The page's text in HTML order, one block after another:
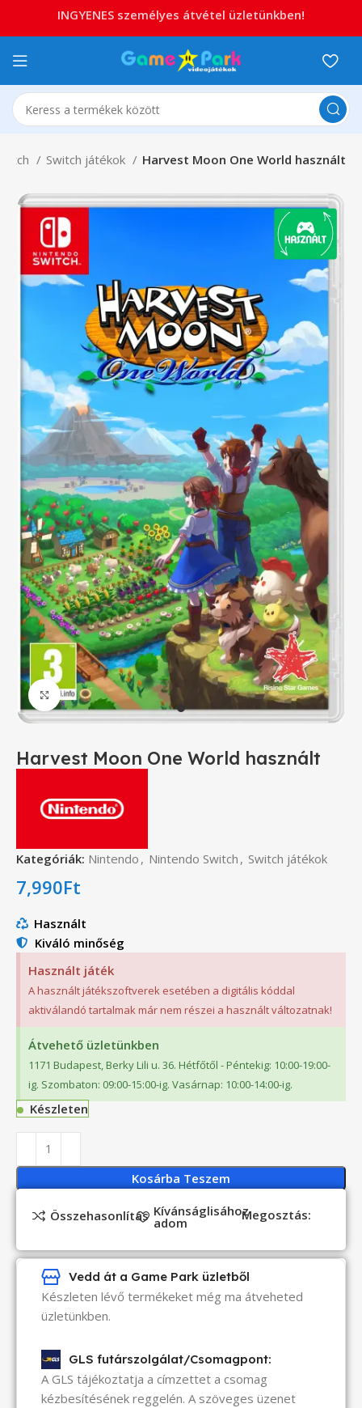
Switch játékok Harvest Moon One World használt
Click to enlarge
Harvest Moon One World használt
Kategóriák: Nintendo , Nintendo Switch , Switch játékok
7,990Ft
Használt
Kiváló minőség
Használt játék
A használt játékszoftverek esetében a digitális kóddal
aktiválandó tartalmak már nem részei a használt változatnak!
Átvehető üzletünkben
1171 Budapest, Berky Lili u. 36. Hétfőtől - Péntekig: 10:00-19:00-
ig. Szombaton: 09:00-15:00-ig. Vasárnap: 10:00-14:00-ig.
Készleten
Kosárba Teszem
Összehasonlítás Kívánságlisához
adom Megosztás:
Vedd át a Game Park üzletből
Készleten lévő termékeket még ma átveheted
üzletünkben.
GLS futárszolgálat/Csomagpont:
A GLS tájékoztatja a címzettet a csomag
kézbesítésének reggelén. A szöveges üzenet
INGYENES személyes átvétel üzletünkben!